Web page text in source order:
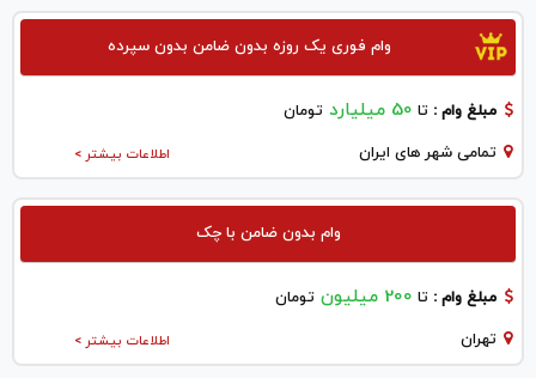
وام فوری یک روزه بدون ضامن بدون سپرده
مبلغ وام : تا 50 میلیارد تومان
اطلاعات بیشتر > تمامی شهر های ایران
وام بدون ضامن با چک
مبلغ وام : تا 200 میلیون تومان
اطلاعات بیشتر > تهران